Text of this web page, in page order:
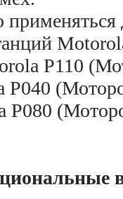
P110
P080